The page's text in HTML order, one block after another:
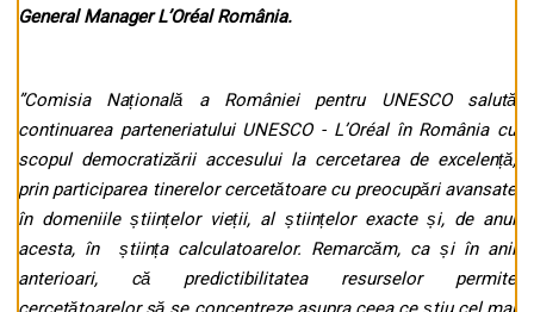
General Manager L’Oréal România.
”Comisia Națională a României pentru UNESCO salută
continuarea parteneriatului UNESCO - L’Oréal în România cu
scopul democratizării accesului la cercetarea de excelență,
prin participarea tinerelor cercetătoare cu preocupări avansate
în domeniile științelor vieții, al științelor exacte și, de anul
acesta, în știința calculatoarelor. Remarcăm, ca și în anii
anterioari, că predictibilitatea resurselor permite